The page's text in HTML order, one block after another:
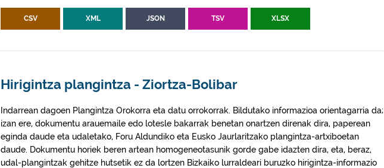
CSV XML JSON TSV XLSX
Hirigintza plangintza - Ziortza-Bolibar
Indarrean dagoen Plangintza Orokorra eta datu orrokorrak. Bildutako informazioa orientagarria da;
izan ere, dokumentu arauemaile edo lotesle bakarrak benetan onartzen direnak dira, paperean
eginda daude eta udaletako, Foru Aldundiko eta Eusko Jaurlaritzako plangintza-artxiboetan
daude. Dokumentu horiek beren artean homogeneotasunik gorde gabe idazten dira, eta, beraz,
udal-plangintzak gehitze hutsetik ez da lortzen Bizkaiko lurraldeari buruzko hirigintza-informazio